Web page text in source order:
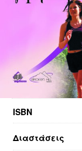
Διαστάσεις
ISBN